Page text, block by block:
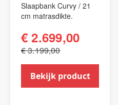
Slaapbank Curvy / 21
cm matrasdikte.
€ 2.699,00
€ 3.199,00
Bekijk product